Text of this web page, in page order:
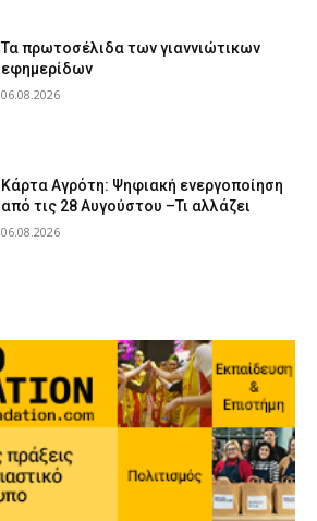
Τα πρωτοσέλιδα των γιαννιώτικων
εφημερίδων
06.08.2026
Κάρτα Αγρότη: Ψηφιακή ενεργοποίηση
από τις 28 Αυγούστου –Τι αλλάζει
06.08.2026